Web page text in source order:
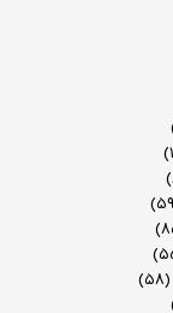
(۵۸)